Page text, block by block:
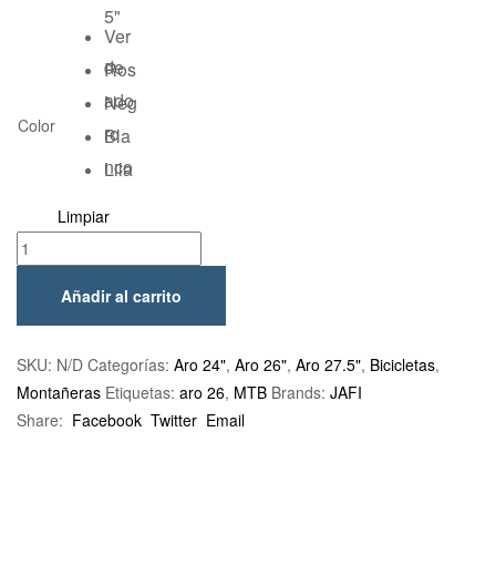
5"
Color
Ver
de
Ros
ado
Neg
ro
Bla
nco
Lila
Limpiar
Añadir al carrito
SKU: N/D Categorías: Aro 24", Aro 26", Aro 27.5", Bicicletas,
Montañeras Etiquetas: aro 26, MTB Brands: JAFI
Share: Facebook Twitter Email